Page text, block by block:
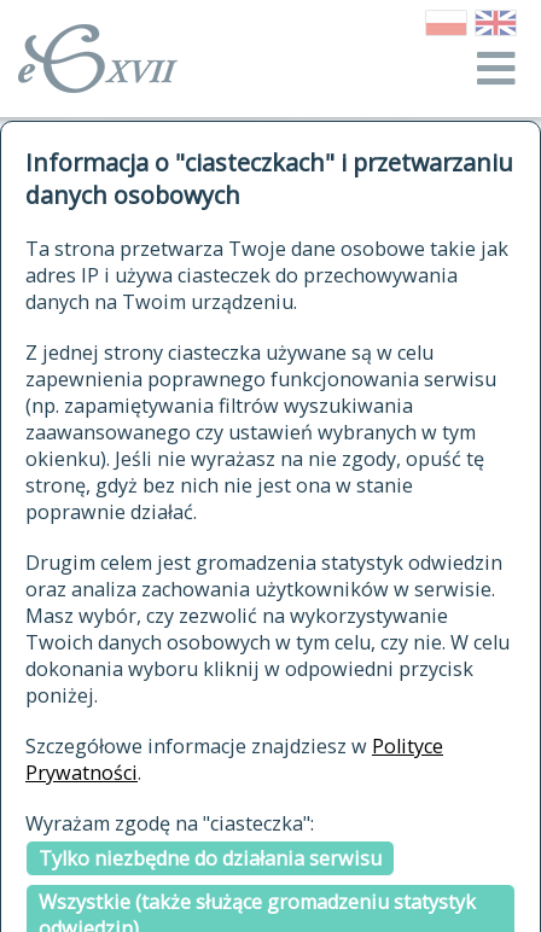
Informacja o "ciasteczkach" i przetwarzaniu
danych osobowych
Ta strona przetwarza Twoje dane osobowe takie jak
adres IP i używa ciasteczek do przechowywania
danych na Twoim urządzeniu.
Z jednej strony ciasteczka używane są w celu
zapewnienia poprawnego funkcjonowania serwisu
(np. zapamiętywania filtrów wyszukiwania
zaawansowanego czy ustawień wybranych w tym
okienku). Jeśli nie wyrażasz na nie zgody, opuść tę
stronę, gdyż bez nich nie jest ona w stanie
poprawnie działać.
Drugim celem jest gromadzenia statystyk odwiedzin
oraz analiza zachowania użytkowników w serwisie.
Masz wybór, czy zezwolić na wykorzystywanie
Twoich danych osobowych w tym celu, czy nie. W celu
dokonania wyboru kliknij w odpowiedni przycisk
poniżej.
Szczegółowe informacje znajdziesz w Polityce
Prywatności.
Wyrażam zgodę na "ciasteczka":
Tylko niezbędne do działania serwisu
Wszystkie (także służące gromadzeniu statystyk
autorzy Słownika
historia
publikacje
źródła
autorzy tekstów źródłowych
zasady opracowania
statystyki
najnowsze hasła
ostatnio zmodyfikowane hasła
materiały archiwalne
cytowanie
kontakt
kwerendy
jak cytować Słownik
ELEKTRONICZNY SŁOWNIK
JĘZYKA POLSKIEGO
XVII I XVIII WIEKU
znajdź hasła
zaczynające się od
indeksie
a fronte
a tergo